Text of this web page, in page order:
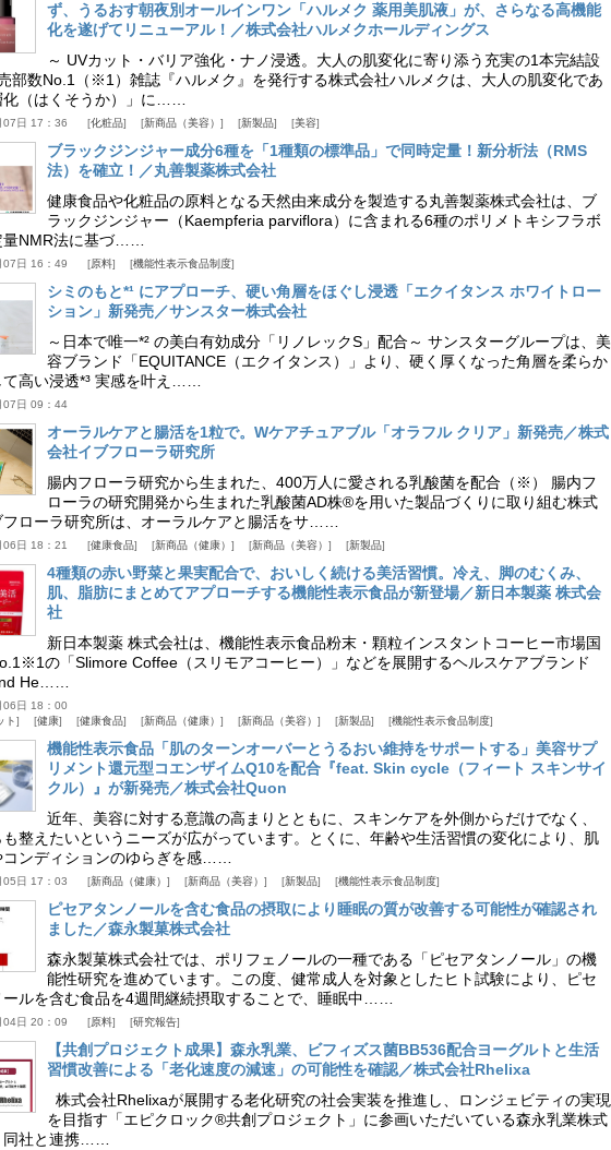
ず、うるおす朝夜別オールインワン「ハルメク 薬用美肌液」が、さらなる高機能
化を遂げてリニューアル！／株式会社ハルメクホールディングス
～ UVカット・バリア強化・ナノ浸透。大人の肌変化に寄り添う充実の1本完結設
部数No.1（※1）雑誌『ハルメク』を発行する株式会社ハルメクは、大人の肌変化であ
化（はくそうか）」に……
日 17：36 化粧品 新商品（美容） 新製品 美容
ブラックジンジャー成分6種を「1種類の標準品」で同時定量！新分析法（RMS
法）を確立！／丸善製薬株式会社
健康食品や化粧品の原料となる天然由来成分を製造する丸善製薬株式会社は、ブ
ラックジンジャー（Kaempferia parviflora）に含まれる6種のポリメトキシフラボ
量NMR法に基づ……
日 16：49 原料 機能性表示食品制度
シミのもと*¹ にアプローチ、硬い角層をほぐし浸透「エクイタンス ホワイトロー
ション」新発売／サンスター株式会社
～日本で唯一*² の美白有効成分「リノレックS」配合～ サンスターグループは、美
容ブランド「EQUITANCE（エクイタンス）」より、硬く厚くなった角層を柔らか
て高い浸透*³ 実感を叶え……
07日 09：44
オーラルケアと腸活を1粒で。Wケアチュアブル「オラフル クリア」新発売／株式
会社イブフローラ研究所
腸内フローラ研究から生まれた、400万人に愛される乳酸菌を配合（※） 腸内フ
ローラの研究開発から生まれた乳酸菌AD株®を用いた製品づくりに取り組む株式
フローラ研究所は、オーラルケアと腸活をサ……
日 18：21 健康食品 新商品（健康） 新商品（美容） 新製品
4種類の赤い野菜と果実配合で、おいしく続ける美活習慣。冷え、脚のむくみ、
肌、脂肪にまとめてアプローチする機能性表示食品が新登場／新日本製薬 株式会
社
新日本製薬 株式会社は、機能性表示食品粉末・顆粒インスタントコーヒー市場国
の「Slimore Coffee（スリモアコーヒー）」などを展開するヘルスケアブランド
He……
日 18：00
ト
健康 健康食品 新商品（健康） 新商品（美容） 新製品 機能性表示食品制度
機能性表示食品「肌のターンオーバーとうるおい維持をサポートする」美容サプ
リメント還元型コエンザイムQ10を配合『feat. Skin cycle（フィート スキンサイ
クル）』が新発売／株式会社Quon
近年、美容に対する意識の高まりとともに、スキンケアを外側からだけでなく、
も整えたいというニーズが広がっています。とくに、年齢や生活習慣の変化により、肌
コンディションのゆらぎを感……
日 17：03 新商品（健康） 新商品（美容） 新製品 機能性表示食品制度
ピセアタンノールを含む食品の摂取により睡眠の質が改善する可能性が確認され
ました／森永製菓株式会社
森永製菓株式会社では、ポリフェノールの一種である「ピセアタンノール」の機
能性研究を進めています。この度、健常成人を対象としたヒト試験により、ピセ
ールを含む食品を4週間継続摂取することで、睡眠中……
日 20：09 原料 研究報告
【共創プロジェクト成果】森永乳業、ビフィズス菌BB536配合ヨーグルトと生活
習慣改善による「老化速度の減速」の可能性を確認／株式会社Rhelixa
株式会社Rhelixaが展開する老化研究の社会実装を推進し、ロンジェビティの実現
を目指す「エピクロック®共創プロジェクト」に参画いただいている森永乳業株式
同社と連携……